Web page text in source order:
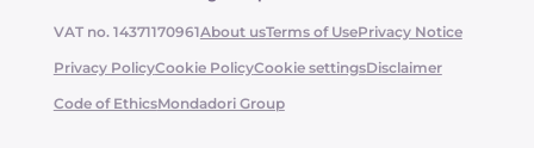
VAT no. 14371170961About usTerms of UsePrivacy Notice
Privacy PolicyCookie PolicyCookie settingsDisclaimer
Code of EthicsMondadori Group